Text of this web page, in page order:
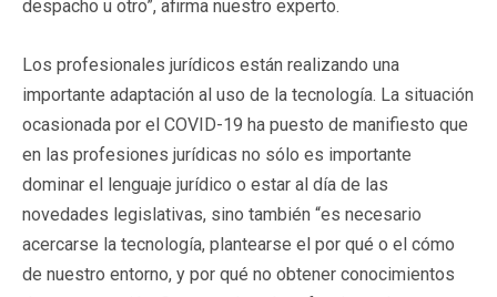
despacho u otro”, afirma nuestro experto.
Los profesionales jurídicos están realizando una
importante adaptación al uso de la tecnología. La situación
ocasionada por el COVID-19 ha puesto de manifiesto que
en las profesiones jurídicas no sólo es importante
dominar el lenguaje jurídico o estar al día de las
novedades legislativas, sino también “es necesario
acercarse la tecnología, plantearse el por qué o el cómo
de nuestro entorno, y por qué no obtener conocimientos